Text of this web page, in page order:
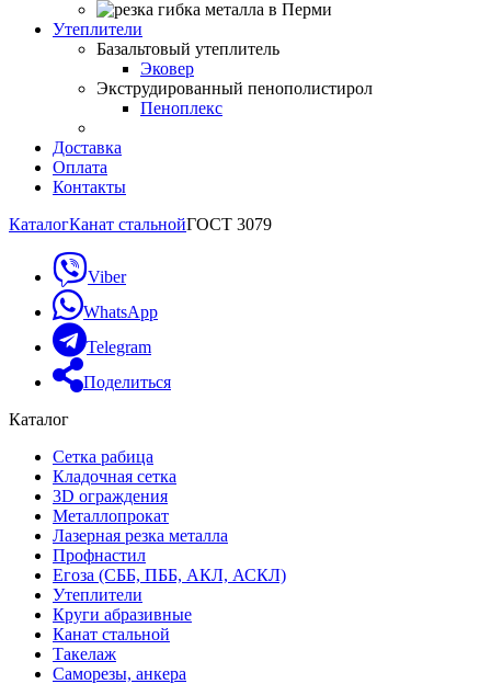
Утеплители
Базальтовый утеплитель
Эковер
Экструдированный пенополистирол
Пеноплекс
Доставка
Оплата
Контакты
КаталогКанат стальнойГОСТ 3079
Viber
WhatsApp
Telegram
Поделиться
Каталог
Сетка рабица
Кладочная сетка
3D ограждения
Металлопрокат
Лазерная резка металла
Профнастил
Егоза (СББ, ПББ, АКЛ, АСКЛ)
Утеплители
Круги абразивные
Канат стальной
Такелаж
Саморезы, анкера